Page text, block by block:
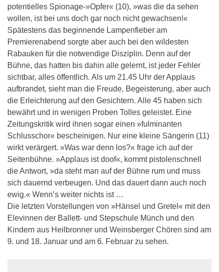
potentielles Spionage-»Opfer« (10), »was die da sehen
wollen, ist bei uns doch gar noch nicht gewachsen!«
Spätestens das beginnende Lampenfieber am
Premierenabend sorgte aber auch bei den wildesten
Rabauken für die notwendige Disziplin. Denn auf der
Bühne, das hatten bis dahin alle gelernt, ist jeder Fehler
sichtbar, alles öffentlich. Als um 21.45 Uhr der Applaus
aufbrandet, sieht man die Freude, Begeisterung, aber auch
die Erleichterung auf den Gesichtern. Alle 45 haben sich
bewährt und in wenigen Proben Tolles geleistet. Eine
Zeitungskritik wird ihnen sogar einen »fulminanten
Schlusschor« bescheinigen. Nur eine kleine Sängerin (11)
wirkt verärgert. »Was war denn los?« frage ich auf der
Seitenbühne. »Applaus ist doof«, kommt pistolenschnell
die Antwort, »da steht man auf der Bühne rum und muss
sich dauernd verbeugen. Und das dauert dann auch noch
ewig.« Wenn’s weiter nichts ist …
Die letzten Vorstellungen von »Hänsel und Gretel« mit den
Elevinnen der Ballett- und Stepschule Münch und den
Kindern aus Heilbronner und Weinsberger Chören sind am
9. und 18. Januar und am 6. Februar zu sehen.